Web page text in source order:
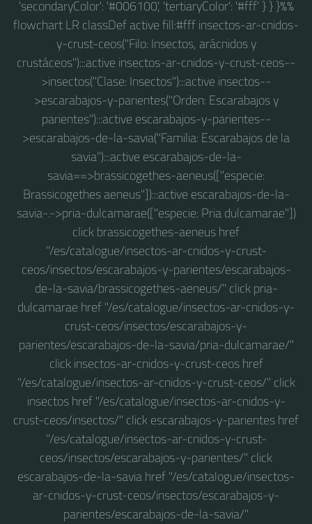
'secondaryColor': '#006100', 'tertiaryColor': '#fff' } } }%%
flowchart LR classDef active fill:#fff insectos-ar-cnidos-
y-crust-ceos("Filo: Insectos, arácnidos y
crustáceos"):::active insectos-ar-cnidos-y-crust-ceos--
>insectos("Clase: Insectos"):::active insectos--
>escarabajos-y-parientes("Orden: Escarabajos y
parientes"):::active escarabajos-y-parientes--
>escarabajos-de-la-savia("Familia: Escarabajos de la
savia"):::active escarabajos-de-la-
savia==>brassicogethes-aeneus(["especie:
Brassicogethes aeneus"]):::active escarabajos-de-la-
savia-.->pria-dulcamarae(["especie: Pria dulcamarae"])
click brassicogethes-aeneus href
"/es/catalogue/insectos-ar-cnidos-y-crust-
ceos/insectos/escarabajos-y-parientes/escarabajos-
de-la-savia/brassicogethes-aeneus/" click pria-
dulcamarae href "/es/catalogue/insectos-ar-cnidos-y-
crust-ceos/insectos/escarabajos-y-
parientes/escarabajos-de-la-savia/pria-dulcamarae/"
click insectos-ar-cnidos-y-crust-ceos href
"/es/catalogue/insectos-ar-cnidos-y-crust-ceos/" click
insectos href "/es/catalogue/insectos-ar-cnidos-y-
crust-ceos/insectos/" click escarabajos-y-parientes href
"/es/catalogue/insectos-ar-cnidos-y-crust-
ceos/insectos/escarabajos-y-parientes/" click
escarabajos-de-la-savia href "/es/catalogue/insectos-
ar-cnidos-y-crust-ceos/insectos/escarabajos-y-
parientes/escarabajos-de-la-savia/"